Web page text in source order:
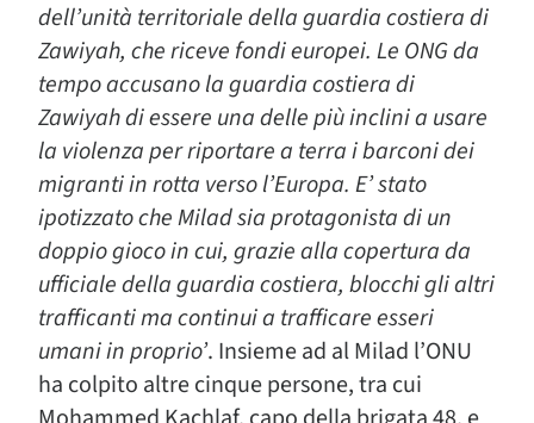
dell’unità territoriale della guardia costiera di
Zawiyah, che riceve fondi europei. Le ONG da
tempo accusano la guardia costiera di
Zawiyah di essere una delle più inclini a usare
la violenza per riportare a terra i barconi dei
migranti in rotta verso l’Europa. E’ stato
ipotizzato che Milad sia protagonista di un
doppio gioco in cui, grazie alla copertura da
ufficiale della guardia costiera, blocchi gli altri
trafficanti ma continui a trafficare esseri
umani in proprio’. Insieme ad al Milad l’ONU
ha colpito altre cinque persone, tra cui